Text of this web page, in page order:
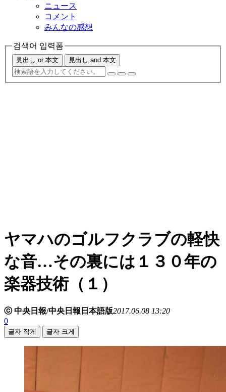
ニュース
コメント
みんなの感想
검색어 입력폼
見出し or 本文 見出し and 本文
ヤマハのゴルフクラブの軽快
な音…その裏には１３０年の
楽器技術（１）
ⓒ 中央日報/中央日報日本語版2017.06.08 13:20
0
글자 작게 글자 크게